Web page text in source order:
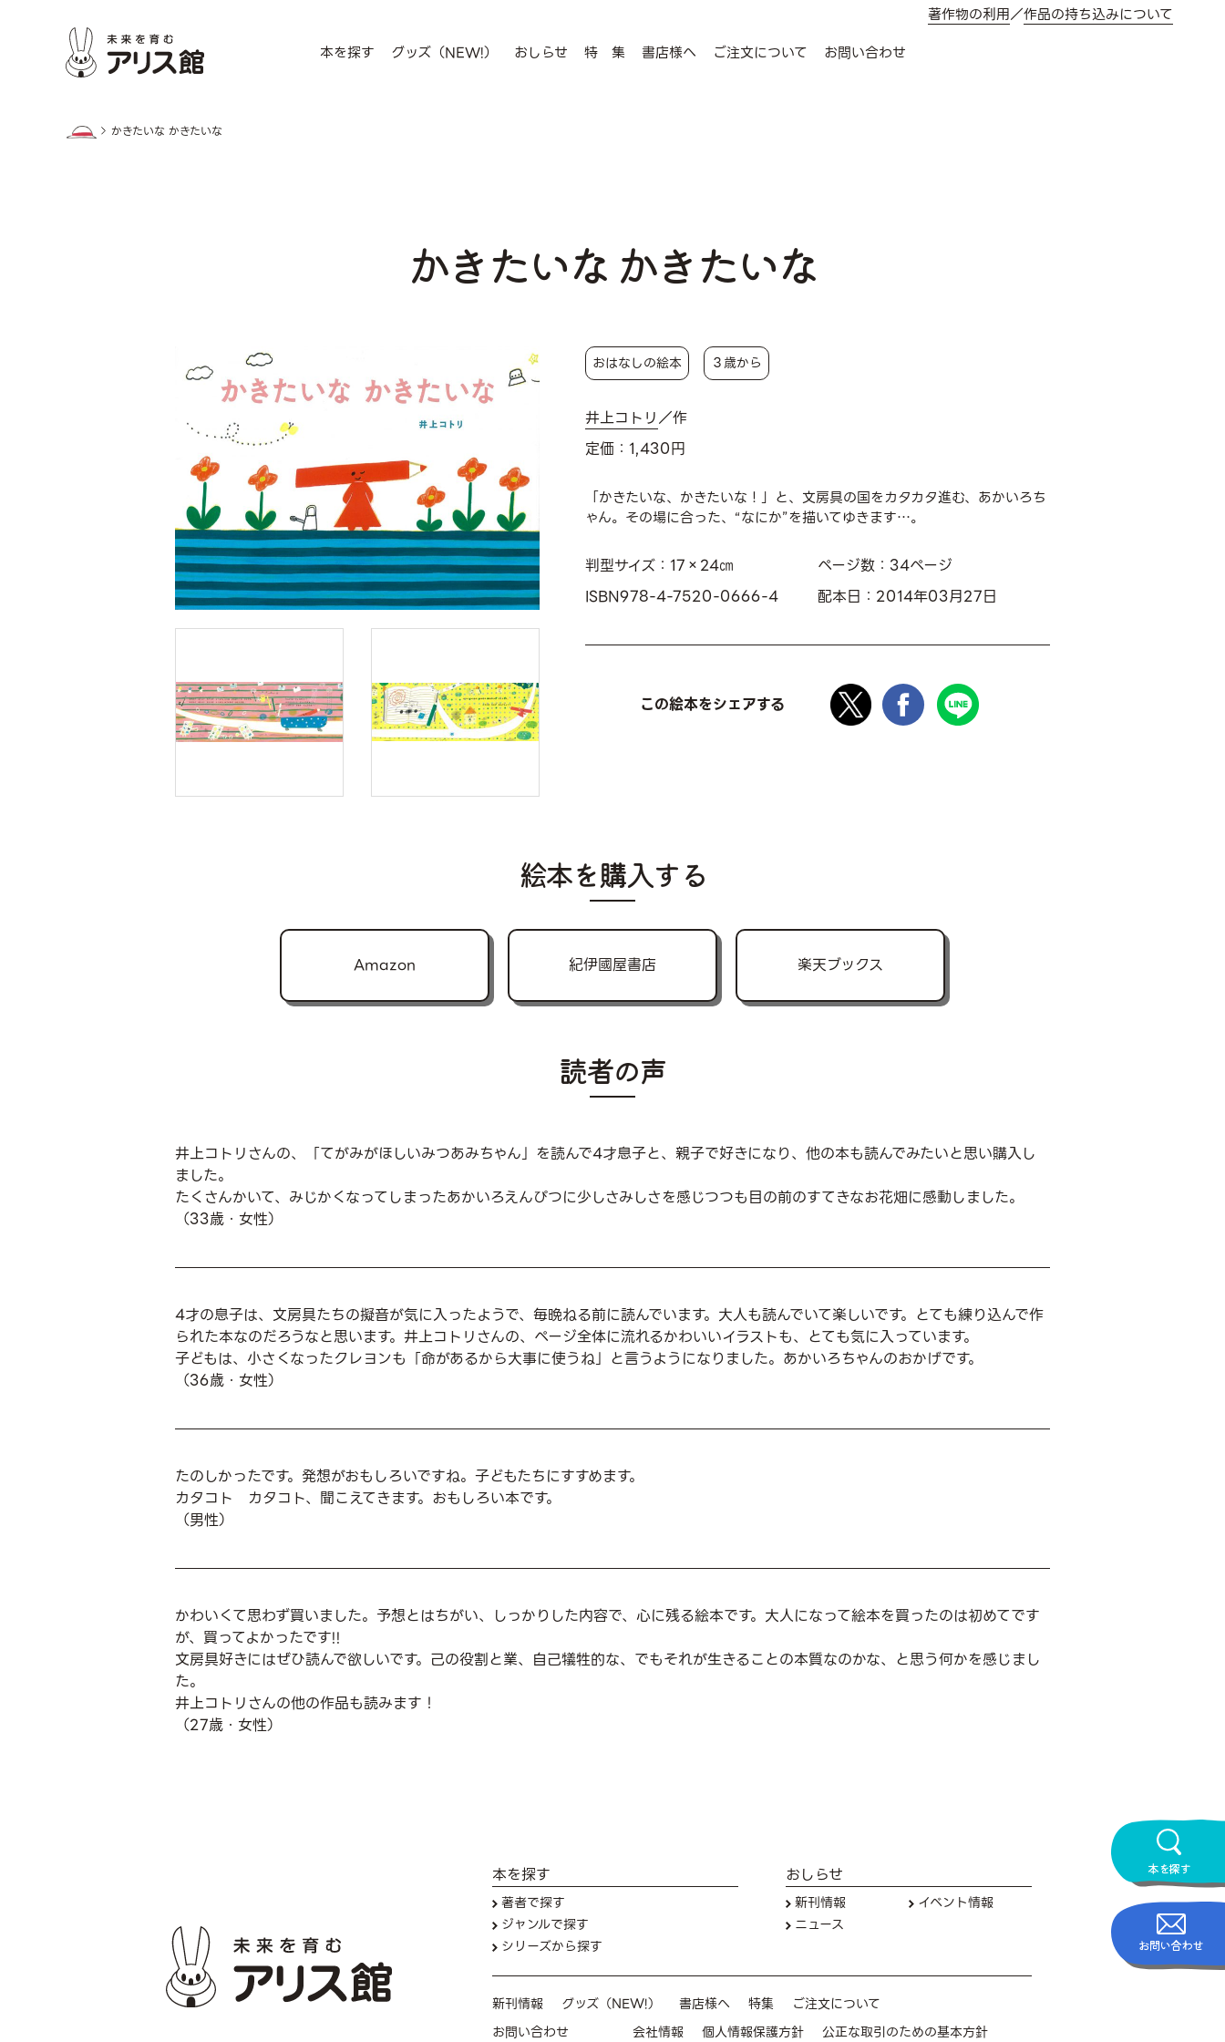
本を探す グッズ（NEW!） おしらせ 特 集 書店様へ ご注文について お問い合わせ
著作物の利用／作品の持ち込みについて
かきたいな かきたいな
かきたいな かきたいな
おはなしの絵本 ３歳から
井上コトリ／作
定価：1,430円
「かきたいな、かきたいな！」と、文房具の国をカタカタ進む、あかいろち
ゃん。その場に合った、“なにか”を描いてゆきます…。
判型サイズ：17×24㎝
ページ数：34ページ
ISBN978-4-7520-0666-4
配本日：2014年03月27日
この絵本をシェアする
絵本を購入する
Amazon 紀伊國屋書店 楽天ブックス
読者の声
井上コトリさんの、「てがみがほしいみつあみちゃん」を読んで4才息子と、親子で好きになり、他の本も読んでみたいと思い購入し
ました。
たくさんかいて、みじかくなってしまったあかいろえんぴつに少しさみしさを感じつつも目の前のすてきなお花畑に感動しました。
（33歳・女性）
4才の息子は、文房具たちの擬音が気に入ったようで、毎晩ねる前に読んでいます。大人も読んでいて楽しいです。とても練り込んで作
られた本なのだろうなと思います。井上コトリさんの、ページ全体に流れるかわいいイラストも、とても気に入っています。
子どもは、小さくなったクレヨンも「命があるから大事に使うね」と言うようになりました。あかいろちゃんのおかげです。
（36歳・女性）
たのしかったです。発想がおもしろいですね。子どもたちにすすめます。
カタコト カタコト、聞こえてきます。おもしろい本です。
（男性）
かわいくて思わず買いました。予想とはちがい、しっかりした内容で、心に残る絵本です。大人になって絵本を買ったのは初めてです
が、買ってよかったです!!
文房具好きにはぜひ読んで欲しいです。己の役割と業、自己犠牲的な、でもそれが生きることの本質なのかな、と思う何かを感じまし
た。
井上コトリさんの他の作品も読みます！
（27歳・女性）
本を探す
お問い合わせ
本を探す
著者で探す
ジャンルで探す
シリーズから探す
おしらせ
新刊情報
イベント情報
ニュース
新刊情報 グッズ（NEW!） 書店様へ 特集
ご注文について
お問い合わせ
会社情報 個人情報保護方針 公正な取引のための基本方針